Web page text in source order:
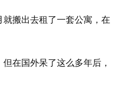
搬出去租了一套公寓，在
在国外呆了这么多年后，